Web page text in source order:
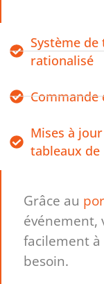
Grâce au
événement,
facilement
besoin.
Système
rationalisé
Commande
Mises à
tableaux de